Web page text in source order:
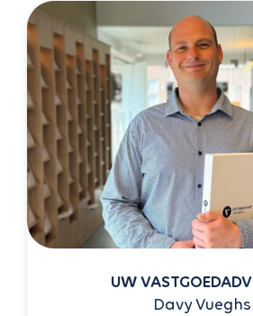
UW
Davy Vueghs